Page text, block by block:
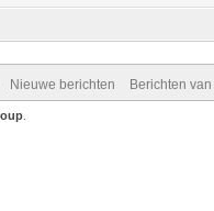
Nieuwe berichten Berichten